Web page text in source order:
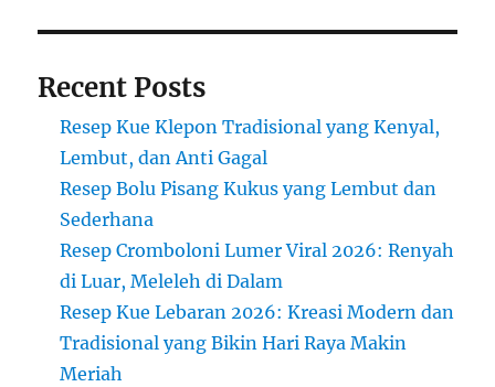
Recent Posts
Resep Kue Klepon Tradisional yang Kenyal,
Lembut, dan Anti Gagal
Resep Bolu Pisang Kukus yang Lembut dan
Sederhana
Resep Cromboloni Lumer Viral 2026: Renyah
di Luar, Meleleh di Dalam
Resep Kue Lebaran 2026: Kreasi Modern dan
Tradisional yang Bikin Hari Raya Makin
Meriah